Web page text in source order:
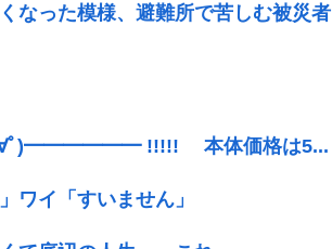
なった模様、避難所で苦しむ被災者
∀ﾟ)━━━━━━ !!!!! 本体価格は5...
ワイ「すいません」